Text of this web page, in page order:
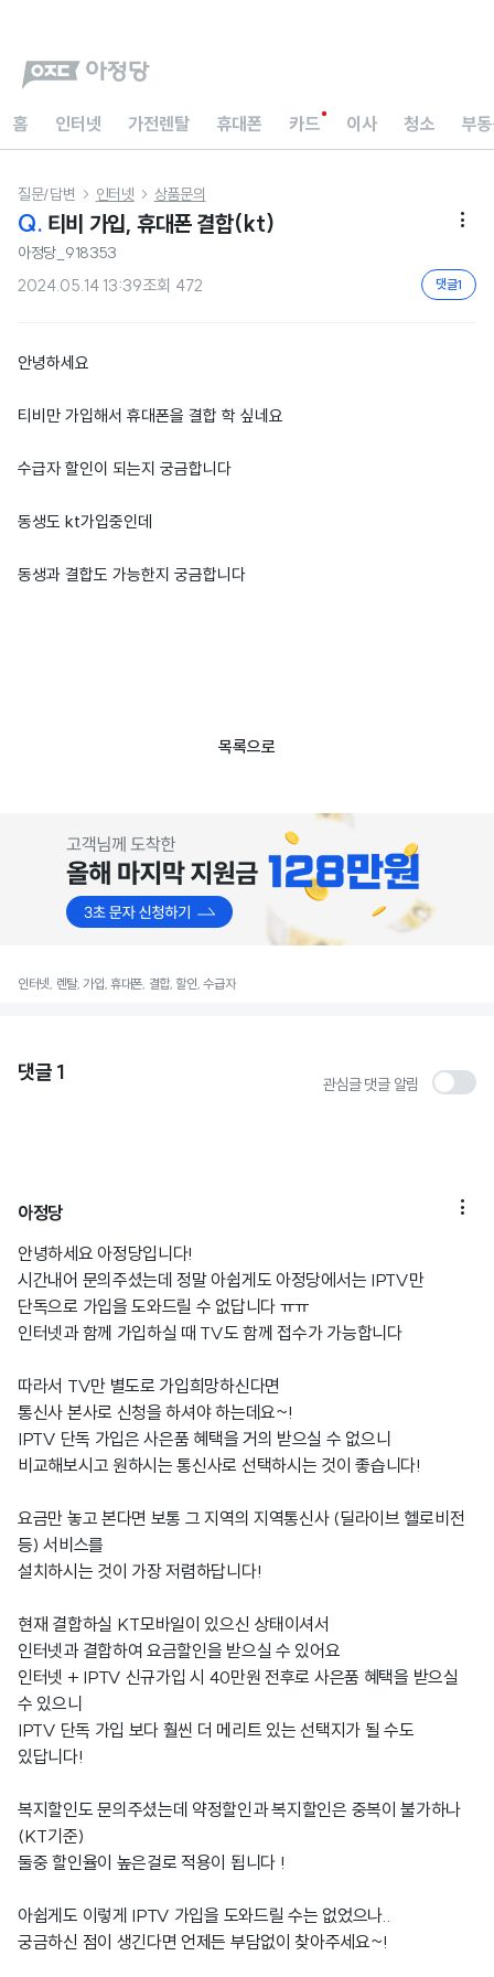
홈 인터넷 가전렌탈 휴대폰 카드 이사 청소 부
질문/답변  인터넷  상품문의
Q. 티비 가입, 휴대폰 결합(kt) 
아정당_918353
2024.05.14 13:39조회 472 댓글1
안녕하세요
티비만 가입해서 휴대폰을 결합 학 싶네요
수급자 할인이 되는지 궁금합니다
동생도 kt가입중인데
동생과 결합도 가능한지 궁금합니다
목록으로
인터넷, 렌탈, 가입, 휴대폰, 결합, 할인, 수급자
댓글 1 관심글 댓글 알림
아정당 
안녕하세요 아정당입니다!
시간내어 문의주셨는데 정말 아쉽게도 아정당에서는 IPTV만
단독으로 가입을 도와드릴 수 없답니다 ㅠㅠ
인터넷과 함께 가입하실 때 TV도 함께 접수가 가능합니다
따라서 TV만 별도로 가입희망하신다면
통신사 본사로 신청을 하셔야 하는데요~!
IPTV 단독 가입은 사은품 혜택을 거의 받으실 수 없으니
비교해보시고 원하시는 통신사로 선택하시는 것이 좋습니다!
요금만 놓고 본다면 보통 그 지역의 지역통신사 (딜라이브 헬로비전
등) 서비스를
설치하시는 것이 가장 저렴하답니다!
현재 결합하실 KT모바일이 있으신 상태이셔서
인터넷과 결합하여 요금할인을 받으실 수 있어요
인터넷 + IPTV 신규가입 시 40만원 전후로 사은품 혜택을 받으실
수 있으니
IPTV 단독 가입 보다 훨씬 더 메리트 있는 선택지가 될 수도
있답니다!
복지할인도 문의주셨는데 약정할인과 복지할인은 중복이 불가하나
(KT기준)
둘중 할인율이 높은걸로 적용이 됩니다 !
아쉽게도 이렇게 IPTV 가입을 도와드릴 수는 없었으나..
궁금하신 점이 생긴다면 언제든 부담없이 찾아주세요~!